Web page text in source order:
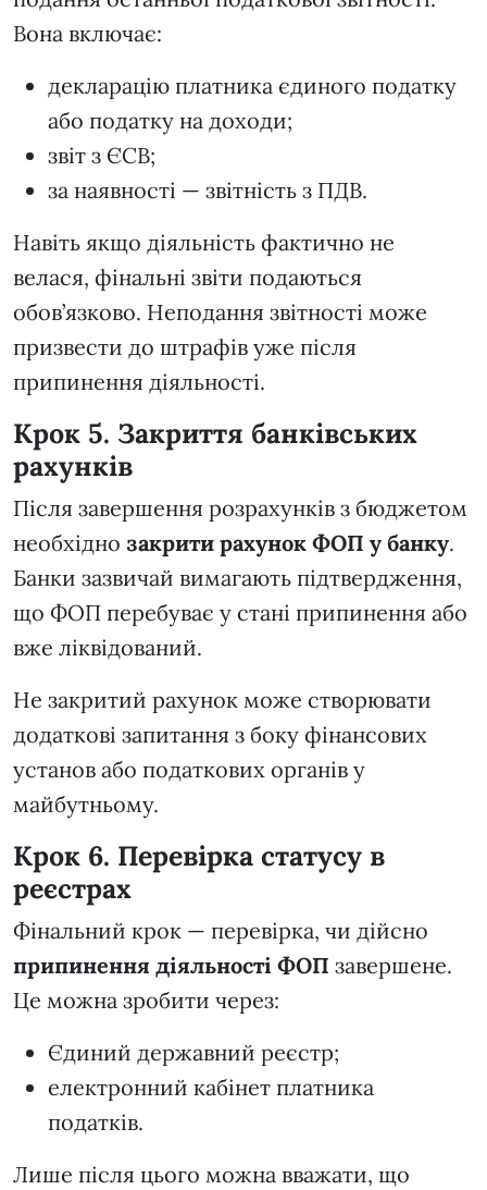
Вона включає:
декларацію платника єдиного податку
або податку на доходи;
звіт з ЄСВ;
за наявності — звітність з ПДВ.
Навіть якщо діяльність фактично не
велася, фінальні звіти подаються
обов’язково. Неподання звітності може
призвести до штрафів уже після
припинення діяльності.
Крок 5. Закриття банківських
рахунків
Після завершення розрахунків з бюджетом
необхідно закрити рахунок ФОП у банку.
Банки зазвичай вимагають підтвердження,
що ФОП перебуває у стані припинення або
вже ліквідований.
Не закритий рахунок може створювати
додаткові запитання з боку фінансових
установ або податкових органів у
майбутньому.
Крок 6. Перевірка статусу в
реєстрах
Фінальний крок — перевірка, чи дійсно
припинення діяльності ФОП завершене.
Це можна зробити через:
Єдиний державний реєстр;
електронний кабінет платника
податків.
Лише після цього можна вважати, що